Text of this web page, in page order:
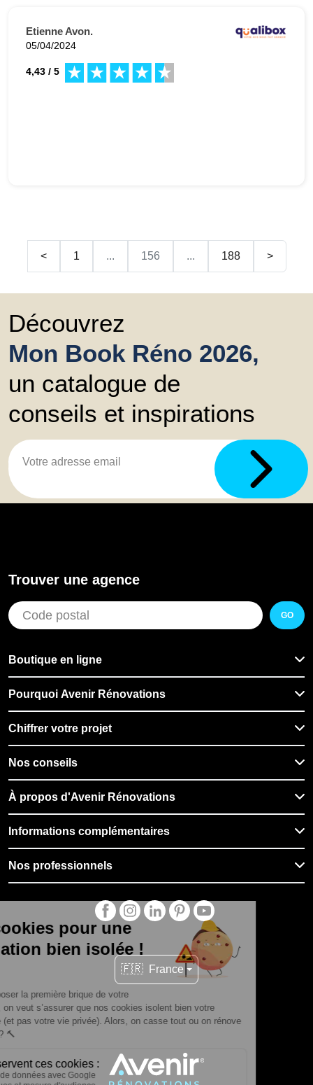
Etienne Avon.
05/04/2024
4,43 / 5
< 1 ... 156 ... 188 >
Découvrez
Mon Book Réno 2026,
un catalogue de
conseils et inspirations
Trouver une agence
GO
Boutique en ligne
Pourquoi Avenir Rénovations
Chiffrer votre projet
Nos conseils
À propos d'Avenir Rénovations
Informations complémentaires
Nos professionnels
🇫🇷 France